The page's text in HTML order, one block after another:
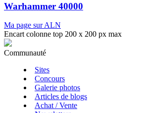
Warhammer 40000
Ma page sur ALN
Encart colonne top 200 x 200 px max
Communauté
Sites
Concours
Galerie photos
Articles de blogs
Achat / Vente